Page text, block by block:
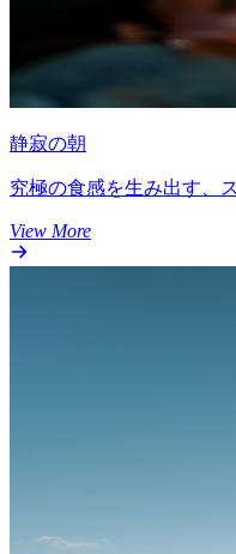
静寂の朝
究極の食感を生み出す、
View More